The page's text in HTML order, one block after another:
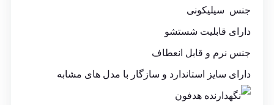
جنس سیلیکونی
دارای قابلیت شستشو
جنس نرم و قابل انعطاف
دارای سایز استاندارد و سازگار با مدل های مشابه